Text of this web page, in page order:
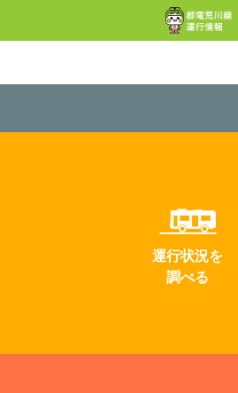
運行状況を
調べる